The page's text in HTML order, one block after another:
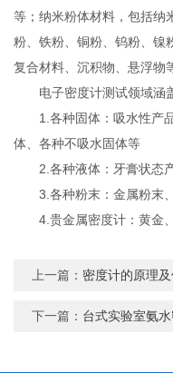
等；纳米粉体材料，包括纳
粉、铁粉、铜粉、钨粉、镍
复合材料、沉积物、悬浮物
电子密度计测试领域涵
1.各种固体：吸水性产品
体、各种不吸水固体等
2.各种液体：牙膏状态产
3.各种粉末：金属粉末
4.贵金属密度计：黄金
上一篇： 密度计的原理
下一篇： 台式实验室氨